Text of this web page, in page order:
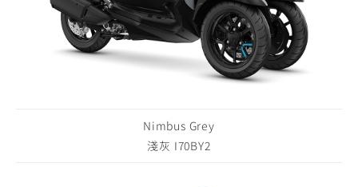
Nimbus Grey
淺灰 I70BY2